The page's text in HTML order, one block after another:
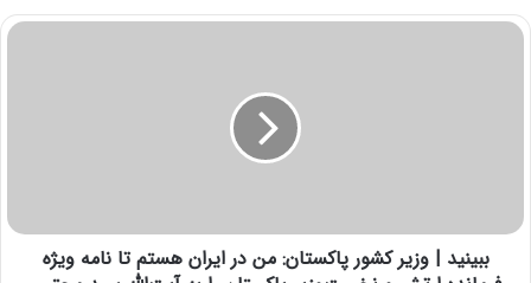
ببینید | وزیر کشور پاکستان: من در ایران هستم تا نامه ویژه